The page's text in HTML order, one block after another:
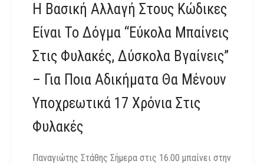
Η Βασική Αλλαγή Στους Κώδικες
Είναι Το Δόγμα “εύκολα Μπαίνεις
Στις Φυλακές, Δύσκολα Βγαίνεις”
– Για Ποια Αδικήματα Θα Μένουν
Υποχρεωτικά 17 Χρόνια Στις
Φυλακές
Παναγιώτης Στάθης Σήμερα στις 16.00 μπαίνει στην